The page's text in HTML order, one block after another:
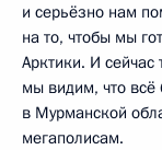
и серьёзно нам
на то, чтобы мы
Арктики. И
мы видим, что
в Мурманской
мегаполисам.